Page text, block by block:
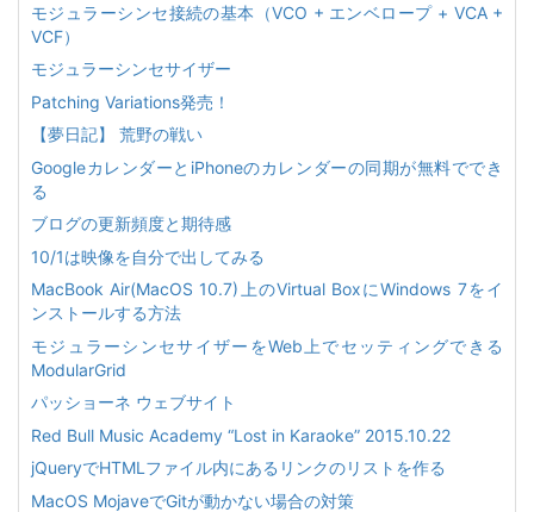
モジュラーシンセ接続の基本（VCO + エンベロープ + VCA +
VCF）
モジュラーシンセサイザー
Patching Variations発売！
【夢日記】 荒野の戦い
GoogleカレンダーとiPhoneのカレンダーの同期が無料ででき
る
ブログの更新頻度と期待感
10/1は映像を自分で出してみる
MacBook Air(MacOS 10.7)上のVirtual BoxにWindows 7をイ
ンストールする方法
モジュラーシンセサイザーをWeb上でセッティングできる
ModularGrid
パッショーネ ウェブサイト
Red Bull Music Academy “Lost in Karaoke” 2015.10.22
jQueryでHTMLファイル内にあるリンクのリストを作る
MacOS MojaveでGitが動かない場合の対策